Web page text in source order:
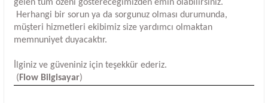
gelen tüm özeni göstereceğimizden emin olabilirsiniz.
Herhangi bir sorun ya da sorgunuz olması durumunda,
müşteri hizmetleri ekibimiz size yardımcı olmaktan
memnuniyet duyacaktır.
İlginiz ve güveniniz için teşekkür ederiz.
( Flow Bilgisayar)